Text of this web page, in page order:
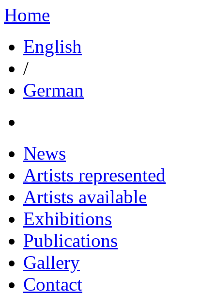
Home
English
/
German
News
Artists represented
Artists available
Exhibitions
Publications
Gallery
Contact